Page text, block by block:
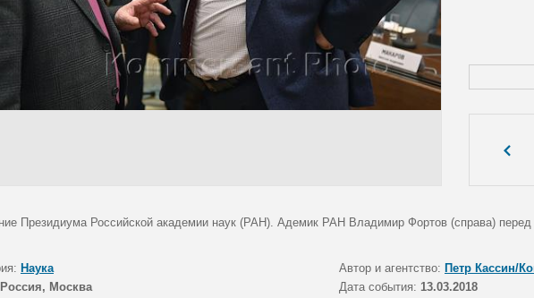
Президиума Российской академии наук (РАН). Адемик РАН Владимир Фортов (справа) перед
Наука Автор и агентство: Петр Кассин/
Россия, Москва Дата события: 13.03.2018